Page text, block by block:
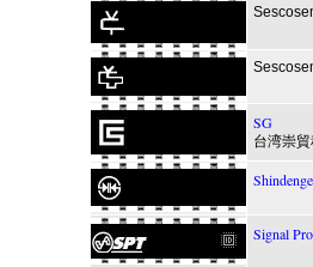
SG
台湾崇
Signal